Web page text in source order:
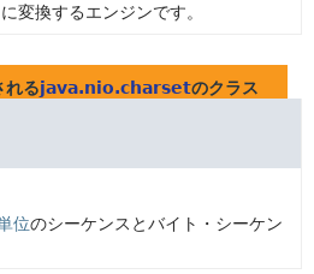
変換するエンジンです。
れるjava.nio.charsetのクラス
位のシーケンスとバイト・シーケン